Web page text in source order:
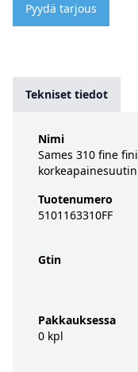
Pyydä tarjous
Tekniset tiedot
Nimi
Sames 310 fine
korkeapainesuutin
Tuotenumero
5101163310FF
Gtin
Pakkauksessa
0 kpl